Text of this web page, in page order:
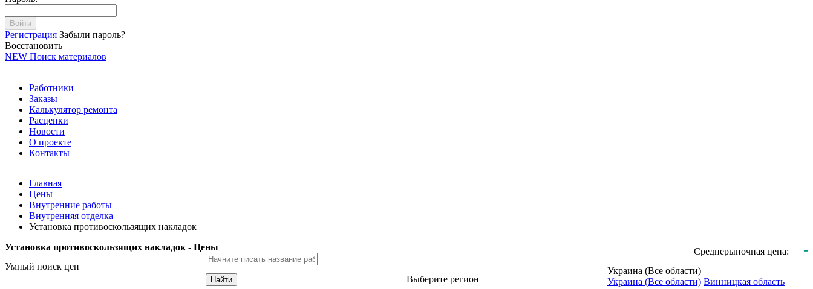
Войти
Регистрация Забыли пароль?
Восстановить
NEW Поиск материалов
Работники
Заказы
Калькулятор ремонта
Расценки
Новости
О проекте
Контакты
Главная
Цены
Внутренние работы
Внутренняя отделка
Установка противоскользящих накладок
Установка противоскользящих накладок - Цены
Среднерыночная цена: -
Умный поиск цен
Найти Выберите регион
Украина (Все области)
Украина (Все области) Винницкая область